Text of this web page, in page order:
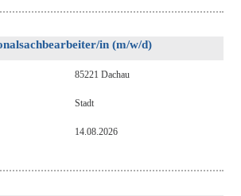
in (m/w/d)
85221 Dachau
Stadt
14.08.2026